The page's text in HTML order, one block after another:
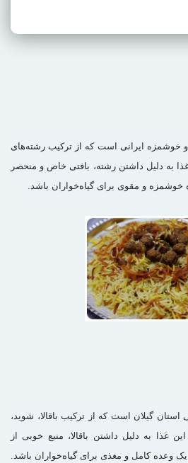
خوشمزه ایرانی است که از ترکیب رشته‌های
به دلیل داشتن رشته، بافتی خاص و منحصر
خوشمزه و مقوی برای گیاه‌خواران باشد.
استان گیلان است که از ترکیب باقالا، شوید،
غذا به دلیل داشتن باقالا، منبع خوبی از
وعده کامل و مغذی برای گیاه‌خواران باشد.